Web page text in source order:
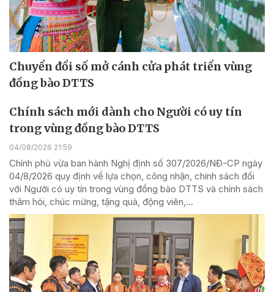
Chuyển đổi số mở cánh cửa phát triển vùng
đồng bào DTTS
Chính sách mới dành cho Người có uy tín
trong vùng đồng bào DTTS
04/08/2026 21:59
Chính phủ vừa ban hành Nghị định số 307/2026/NĐ-CP ngày
04/8/2026 quy định về lựa chọn, công nhận, chính sách đối
với Người có uy tín trong vùng đồng bào DTTS và chính sách
thăm hỏi, chúc mừng, tặng quà, động viên,...